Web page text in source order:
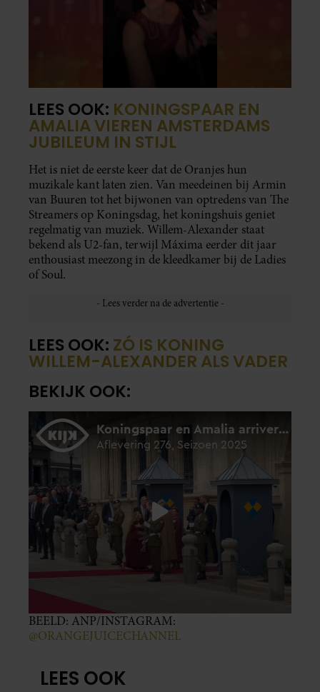
LEES OOK: KONINGSPAAR EN
AMALIA VIEREN AMSTERDAMS
JUBILEUM IN STIJL
Het is niet de eerste keer dat de Oranjes hun
muzikale kant laten zien. Van meedeinen bij Armin
van Buuren tot het bijwonen van optredens van The
Streamers op Koningsdag, het koningshuis geniet
regelmatig van muziek. Willem-Alexander staat
bekend als U2-fan, terwijl Máxima eerder dit jaar
enthousiast meezong in de kleedkamer bij de Ladies
of Soul.
LEES OOK: ZÓ IS KONING
WILLEM-ALEXANDER ALS VADER
BEKIJK OOK:
BEELD: ANP/INSTAGRAM:
@ORANGEJUICECHANNEL
LEES OOK